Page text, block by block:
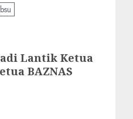
Lantik Ketua
BAZNAS